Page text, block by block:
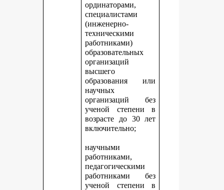
ординаторами,
специалистами
(инженерно-
техническими
работниками)
образовательных
организаций
высшего
образования или
научных
организаций без
ученой степени в
возрасте до 30 лет
включительно;
научными
работниками,
педагогическими
работниками без
ученой степени в